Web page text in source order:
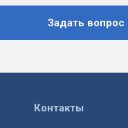
Контакты